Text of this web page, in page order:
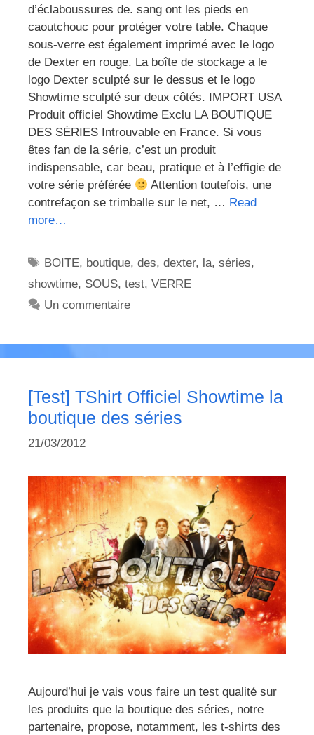
d’éclaboussures de. sang ont les pieds en
caoutchouc pour protéger votre table. Chaque
sous-verre est également imprimé avec le logo
de Dexter en rouge. La boîte de stockage a le
logo Dexter sculpté sur le dessus et le logo
Showtime sculpté sur deux côtés. IMPORT USA
Produit officiel Showtime Exclu LA BOUTIQUE
DES SÉRIES Introuvable en France. Si vous
êtes fan de la série, c’est un produit
indispensable, car beau, pratique et à l’effigie de
votre série préférée
Attention toutefois, une
contrefaçon se trimballe sur le net, … Read
more…
Étiquettes
BOITE, boutique,des,dexter, la,séries,
showtime, SOUS, test, VERRE
Un commentaire
[Test] TShirt Officiel Showtime la
boutique des séries
21/03/2012
Aujourd’hui je vais vous faire un test qualité sur
les produits que la boutique des séries, notre
partenaire, propose, notamment, les t-shirts des